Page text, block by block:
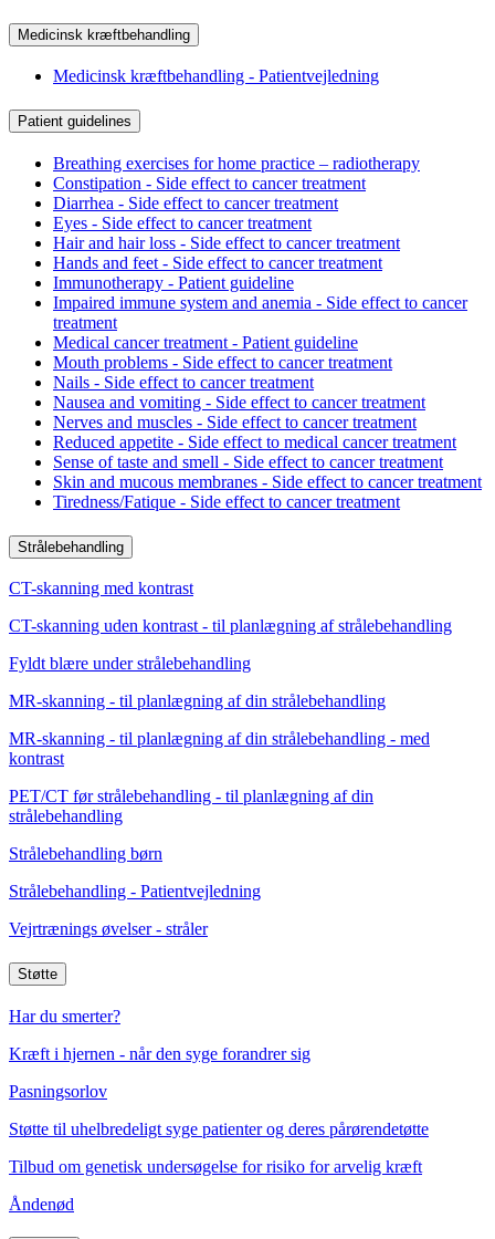
Medicinsk kræftbehandling
Medicinsk kræftbehandling - Patientvejledning
Patient guidelines
Breathing exercises for home practice – radiotherapy
Constipation - Side effect to cancer treatment
Diarrhea - Side effect to cancer treatment
Eyes - Side effect to cancer treatment
Hair and hair loss - Side effect to cancer treatment
Hands and feet - Side effect to cancer treatment
Immunotherapy - Patient guideline
Impaired immune system and anemia - Side effect to cancer
treatment
Medical cancer treatment - Patient guideline
Mouth problems - Side effect to cancer treatment
Nails - Side effect to cancer treatment
Nausea and vomiting - Side effect to cancer treatment
Nerves and muscles - Side effect to cancer treatment
Reduced appetite - Side effect to medical cancer treatment
Sense of taste and smell - Side effect to cancer treatment
Skin and mucous membranes - Side effect to cancer treatment
Tiredness/Fatique - Side effect to cancer treatment
Strålebehandling
CT-skanning med kontrast
CT-skanning uden kontrast - til planlægning af strålebehandling
Fyldt blære under strålebehandling
MR-skanning - til planlægning af din strålebehandling
MR-skanning - til planlægning af din strålebehandling - med
kontrast
PET/CT før strålebehandling - til planlægning af din
strålebehandling
Strålebehandling børn
Strålebehandling - Patientvejledning
Vejrtrænings øvelser - stråler
Støtte
Har du smerter?
Kræft i hjernen - når den syge forandrer sig
Pasningsorlov
Støtte til uhelbredeligt syge patienter og deres pårørendetøtte
Tilbud om genetisk undersøgelse for risiko for arvelig kræft
Åndenød